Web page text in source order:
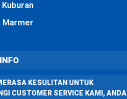
Marmer
KESULITAN UNTUK
CUSTOMER SERVICE KAMI, ANDA